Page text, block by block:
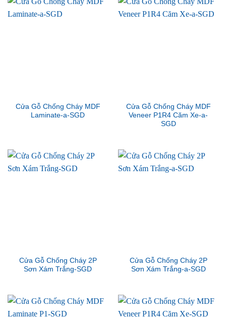
Cửa Gỗ Chống Cháy MDF
Laminate-a-SGD
Cửa Gỗ Chống Cháy MDF
Veneer P1R4 Căm Xe-a-
SGD
Cửa Gỗ Chống Cháy 2P
Sơn Xám Trắng-SGD
Cửa Gỗ Chống Cháy 2P
Sơn Xám Trắng-a-SGD